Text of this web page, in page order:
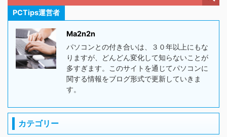
PCTips運営者
Ma2n2n
パソコンとの付き合いは、３０年以上にもな
りますが、どんどん変化して知らないことが
多すぎます。このサイトを通じてパソコンに
関する情報をブログ形式で更新していきま
す。
カテゴリー